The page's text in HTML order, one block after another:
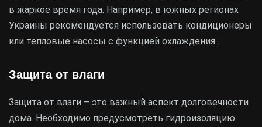
в жаркое время года. Например, в южных регионах
Украины рекомендуется использовать кондиционеры
или тепловые насосы с функцией охлаждения.
Защита от влаги
Защита от влаги – это важный аспект долговечности
дома. Необходимо предусмотреть гидроизоляцию